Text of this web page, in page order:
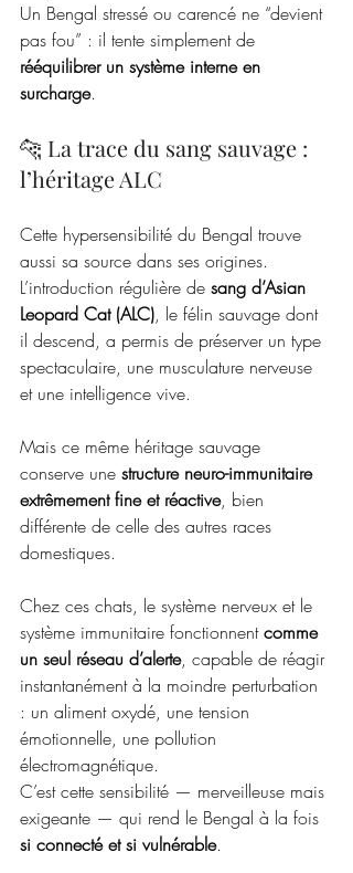
Un Bengal stressé ou carencé ne “devient
pas fou” : il tente simplement de
rééquilibrer un système interne en
surcharge.
🐆 La trace du sang sauvage :
l’héritage ALC
Cette hypersensibilité du Bengal trouve
aussi sa source dans ses origines.
L’introduction régulière de sang d’Asian
Leopard Cat (ALC), le félin sauvage dont
il descend, a permis de préserver un type
spectaculaire, une musculature nerveuse
et une intelligence vive.
Mais ce même héritage sauvage
conserve une structure neuro-immunitaire
extrêmement fine et réactive, bien
différente de celle des autres races
domestiques.
Chez ces chats, le système nerveux et le
système immunitaire fonctionnent comme
un seul réseau d’alerte, capable de réagir
instantanément à la moindre perturbation
: un aliment oxydé, une tension
émotionnelle, une pollution
électromagnétique.
C’est cette sensibilité — merveilleuse mais
exigeante — qui rend le Bengal à la fois
si connecté et si vulnérable.